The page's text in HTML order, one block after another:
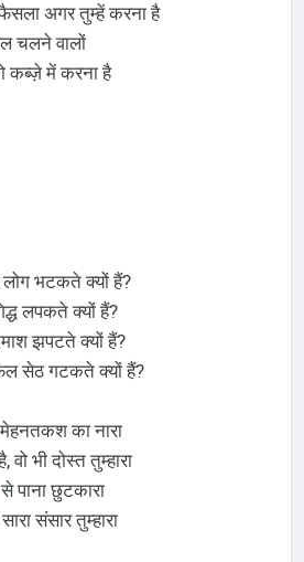
अगर तुम्हें करना है
चलने वालों
कब्ज़े में करना है
लोग भटकते क्यों हैं?
लपकते क्यों हैं?
झपटते क्यों हैं?
फल सेठ गटकते क्यों हैं?
मेहनतकश का नारा
वो भी दोस्त तुम्हारा
पाना छुटकारा
संसार तुम्हारा